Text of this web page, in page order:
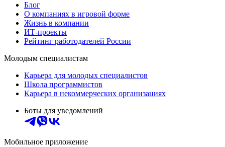
Блог
О компаниях в игровой форме
Жизнь в компании
ИТ-проекты
Рейтинг работодателей России
Молодым специалистам
Карьера для молодых специалистов
Школа программистов
Карьера в некоммерческих организациях
Боты для уведомлений
Мобильное приложение